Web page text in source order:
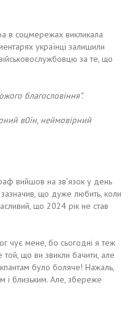
в соцмережах викликала
українці залишили
за те, що
благословіння”.
в0їн, неймовірний
вийшов на зв’язок у день
що дуже любить, коли
що 2024 рік не став
чує мене, бо сьогодні я теж
що ви звикли бачити, але
було боляче! Нажаль,
близьким. Але, збереже